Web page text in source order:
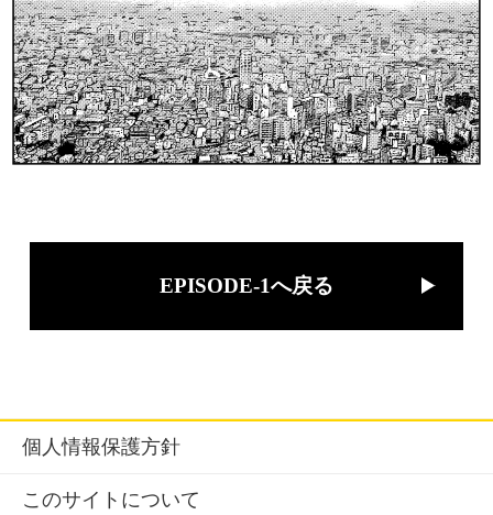
EPISODE-1へ戻る
個人情報保護方針
このサイトについて